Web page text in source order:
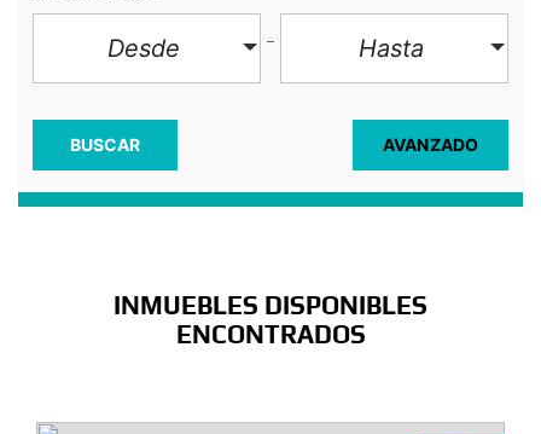
Desde Hasta
AVANZADO
BUSCAR
INMUEBLES DISPONIBLES
ENCONTRADOS